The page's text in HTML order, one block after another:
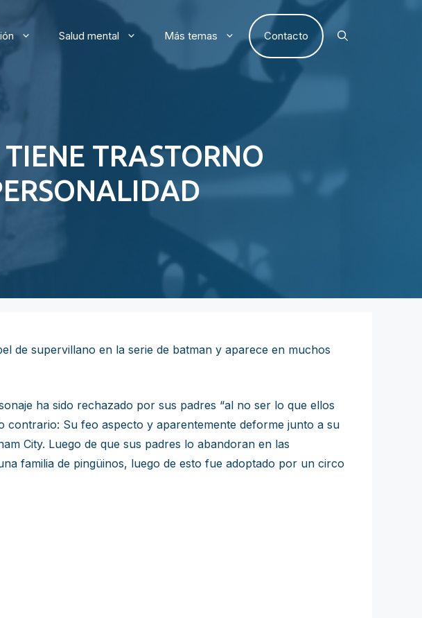
Salud mental Más temas Contacto
TRASTORNO
de supervillano en la serie de batman y aparece en muchos
ha sido rechazado por sus padres “al no ser lo que ellos
contrario: Su feo aspecto y aparentemente deforme junto a su
City. Luego de que sus padres lo abandoran en las
familia de pingüinos, luego de esto fue adoptado por un circo